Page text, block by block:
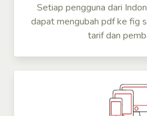
Setiap pengguna dari
dapat mengubah pdf ke fig
tarif dan